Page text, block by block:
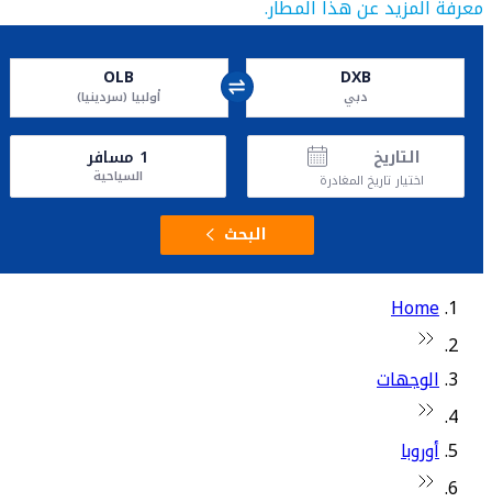
معرفة المزيد عن هذا المطار.
DXB
دبي
OLB
أولبيا (سردينيا)
التاريخ
اختيار تاريخ المغادرة
1 مسافر
السياحية
البحث
Home
الوجهات
أوروبا